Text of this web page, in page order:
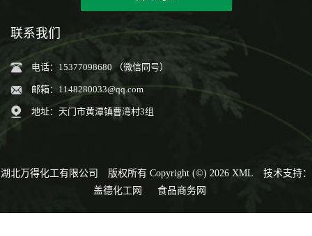
联系我们
电话：15377098680 （微信同号）
邮箱： 1148280033@qq.com
地址：天门市黄潭镇曹湾村3组
湖北万得化工有限公司 版权所有 Copyright (©) 2026 XML
技术支持：
盖德化工网
食品商务网